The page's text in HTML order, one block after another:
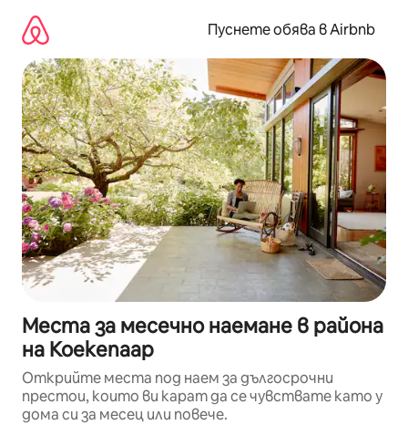
съдържанието
Пуснете обява в Airbnb
Места за месечно наемане в района
на Koekenaap
Открийте места под наем за дългосрочни
престои, които ви карат да се чувствате като у
дома си за месец или повече.